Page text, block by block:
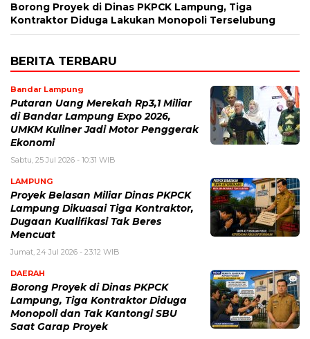
Borong Proyek di Dinas PKPCK Lampung, Tiga
Kontraktor Diduga Lakukan Monopoli Terselubung
BERITA TERBARU
Bandar Lampung
Putaran Uang Merekah Rp3,1 Miliar
di Bandar Lampung Expo 2026,
UMKM Kuliner Jadi Motor Penggerak
Ekonomi
Sabtu, 25 Jul 2026 - 10:31 WIB
LAMPUNG
Proyek Belasan Miliar Dinas PKPCK
Lampung Dikuasai Tiga Kontraktor,
Dugaan Kualifikasi Tak Beres
Mencuat
Jumat, 24 Jul 2026 - 23:12 WIB
DAERAH
Borong Proyek di Dinas PKPCK
Lampung, Tiga Kontraktor Diduga
Monopoli dan Tak Kantongi SBU
Saat Garap Proyek